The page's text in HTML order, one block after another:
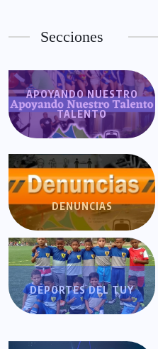
Secciones
APOYANDO NUESTRO
TALENTO
DENUNCIAS
DEPORTES DEL TUY